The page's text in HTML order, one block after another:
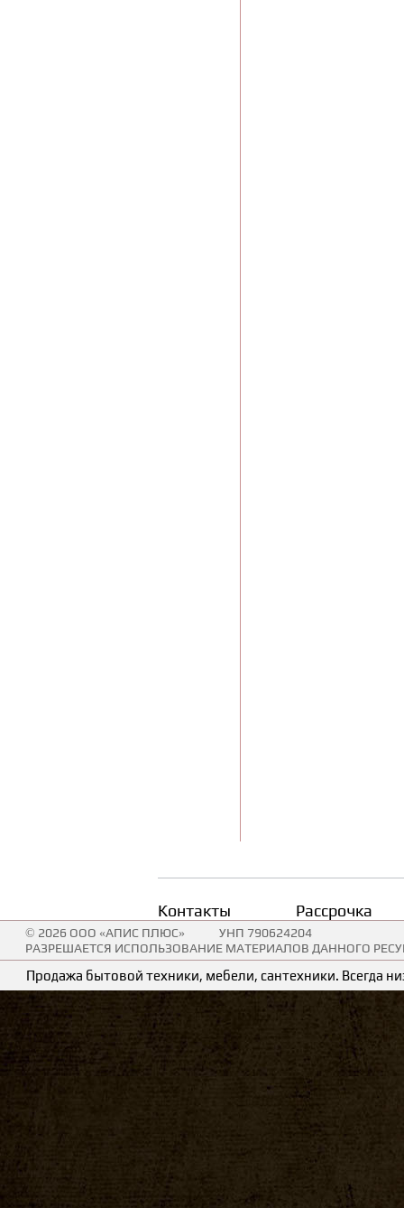
Контакты Рассрочка
© 2026 ООО «АПИС ПЛЮС»
УНП 790624204
РАЗРЕШАЕТСЯ ИСПОЛЬЗОВАНИЕ МАТЕРИАЛОВ ДАННОГО
Продажа бытовой техники, мебели, сантехники. Всегда